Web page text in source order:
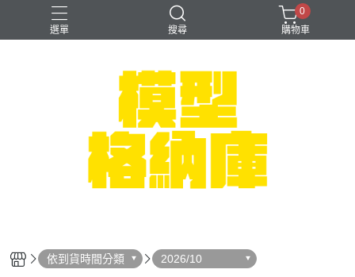
選單 搜尋
可以色色
崩壞：星穹鐵道
0
購物車
依到貨時間分類 2026/10